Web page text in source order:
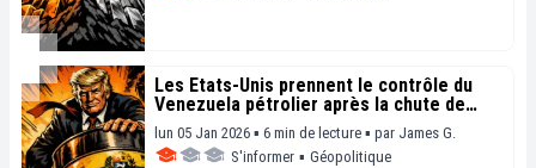
Les États-Unis prennent le contrôle du
Venezuela pétrolier après la chute de
Maduro
lun 05 Jan 2026 ▪ 6 min de lecture ▪ par James G.
S'informer ▪ Géopolitique